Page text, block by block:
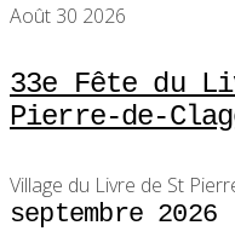
Août 30 2026
33e Fête du
Pierre-de-
Village du Livre de St
septembre 2026